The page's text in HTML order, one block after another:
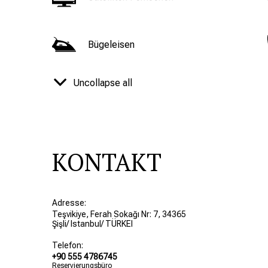
Bügeleisen
Uncollapse all
KONTAKT
Adresse:
Teşvikiye, Ferah Sokağı Nr: 7, 34365
Şişli/ Istanbul/ TÜRKEI
Telefon:
+90 555 4786745
Reservierungsbüro